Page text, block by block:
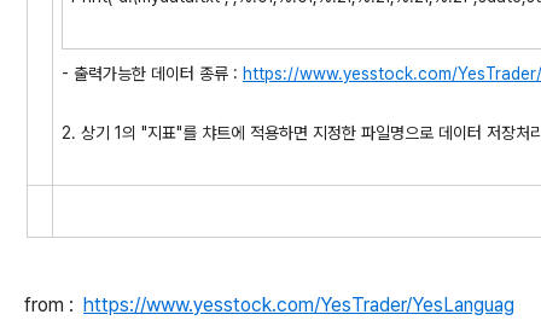
- 출력가능한 데이터 종류 : https://www.yesstock.com/
2. 상기 1의 "지표"를 챠트에 적용하면 지정한 파일명으로 데이터 저장
from : https://www.yesstock.com/YesTrader/YesLanguag